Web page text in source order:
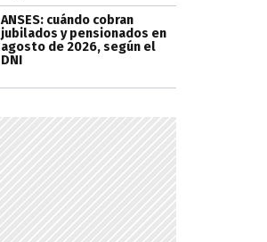
ANSES: cuándo cobran
jubilados y pensionados en
agosto de 2026, según el
DNI